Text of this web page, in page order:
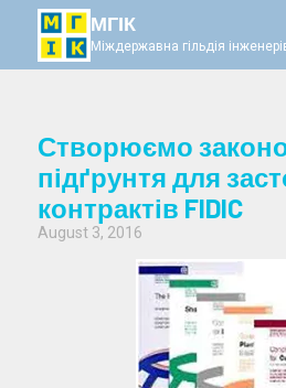
МГІК
Міждержавна гільдія
Створюємо
підґрунтя для
контрактів FIDIC
August 3, 2016